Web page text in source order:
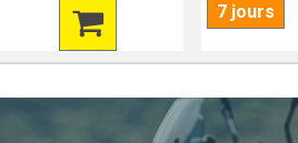
7 jours